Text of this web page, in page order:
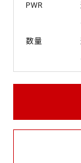
PWR
数量